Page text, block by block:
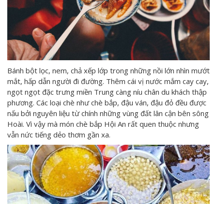
Bánh bột lọc, nem, chả xếp lớp trong những nồi lớn nhìn mướt
mắt, hấp dẫn người đi đường. Thêm cái vị nước mắm cay cay,
ngọt ngọt đặc trưng miền Trung càng níu chân du khách thập
phương. Các loại chè như chè bắp, đậu ván, đậu đỏ đều được
nấu bởi nguyên liệu từ chính những vùng đất lân cận bên sông
Hoài. Vì vậy mà món chè bắp Hội An rất quen thuộc nhưng
vẫn nức tiếng dẻo thơm gần xa.